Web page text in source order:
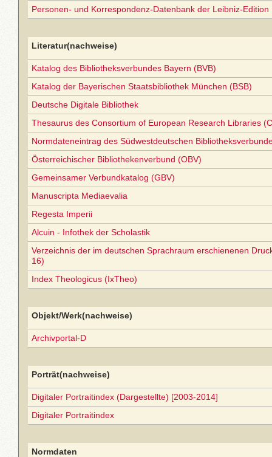
Personen- und Korrespondenz-Datenbank der Leibniz-Edition
Literatur(nachweise)
Katalog des Bibliotheksverbundes Bayern (BVB)
Katalog der Bayerischen Staatsbibliothek München (BSB)
Deutsche Digitale Bibliothek
Thesaurus des Consortium of European Research Libraries
Normdateneintrag des Südwestdeutschen
Österreichischer Bibliothekenverbund (OBV)
Gemeinsamer Verbundkatalog (GBV)
Manuscripta Mediaevalia
Regesta Imperii
Alcuin - Infothek der Scholastik
Verzeichnis der im deutschen Sprachraum erschienenen
16)
Index Theologicus (IxTheo)
Objekt/Werk(nachweise)
Archivportal-D
Porträt(nachweise)
Digitaler Portraitindex (Dargestellte) [2003-2014]
Digitaler Portraitindex
Normdaten